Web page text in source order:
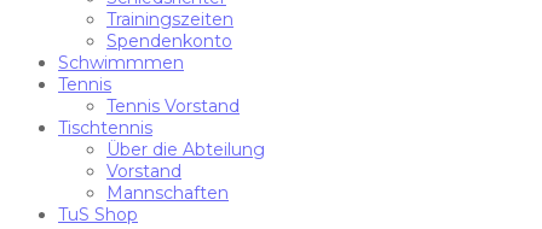
Trainingszeiten
Spendenkonto
Schwimmmen
Tennis
Tennis Vorstand
Tischtennis
Über die Abteilung
Vorstand
Mannschaften
TuS Shop